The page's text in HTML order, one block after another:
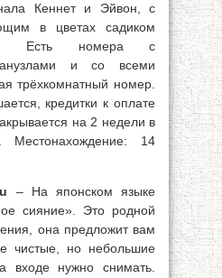
Кеннет и Эйвон, с
в цветах садиком
Есть номера с
и со всеми
трёхкомнатный номер.
кредитки к оплате
на 2 недели в
14
– На японском языке
сияние». Это родной
она предложит вам
чистые, но небольшие
входе нужно снимать.